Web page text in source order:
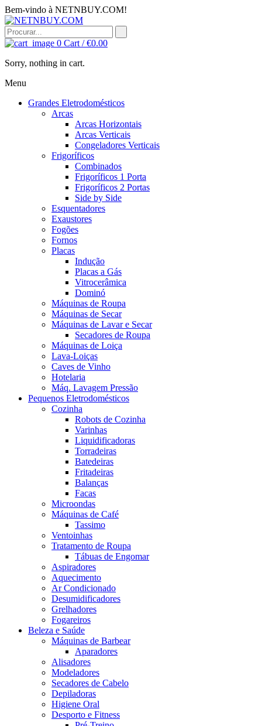
Bem-vindo à NETNBUY.COM!
0 Cart /€0.00
Sorry, nothing in cart.
Menu
Grandes Eletrodomésticos
Arcas
Arcas Horizontais
Arcas Verticais
Congeladores Verticais
Frigoríficos
Combinados
Frigoríficos 1 Porta
Frigoríficos 2 Portas
Side by Side
Esquentadores
Exaustores
Fogões
Fornos
Placas
Indução
Placas a Gás
Vitrocerâmica
Dominó
Máquinas de Roupa
Máquinas de Secar
Máquinas de Lavar e Secar
Secadores de Roupa
Máquinas de Loiça
Lava-Loiças
Caves de Vinho
Hotelaria
Máq. Lavagem Pressão
Pequenos Eletrodomésticos
Cozinha
Robots de Cozinha
Varinhas
Liquidificadoras
Torradeiras
Batedeiras
Fritadeiras
Balanças
Facas
Microondas
Máquinas de Café
Tassimo
Ventoinhas
Tratamento de Roupa
Tábuas de Engomar
Aspiradores
Aquecimento
Ar Condicionado
Desumidificadores
Grelhadores
Fogareiros
Beleza e Saúde
Máquinas de Barbear
Aparadores
Alisadores
Modeladores
Secadores de Cabelo
Depiladoras
Higiene Oral
Desporto e Fitness